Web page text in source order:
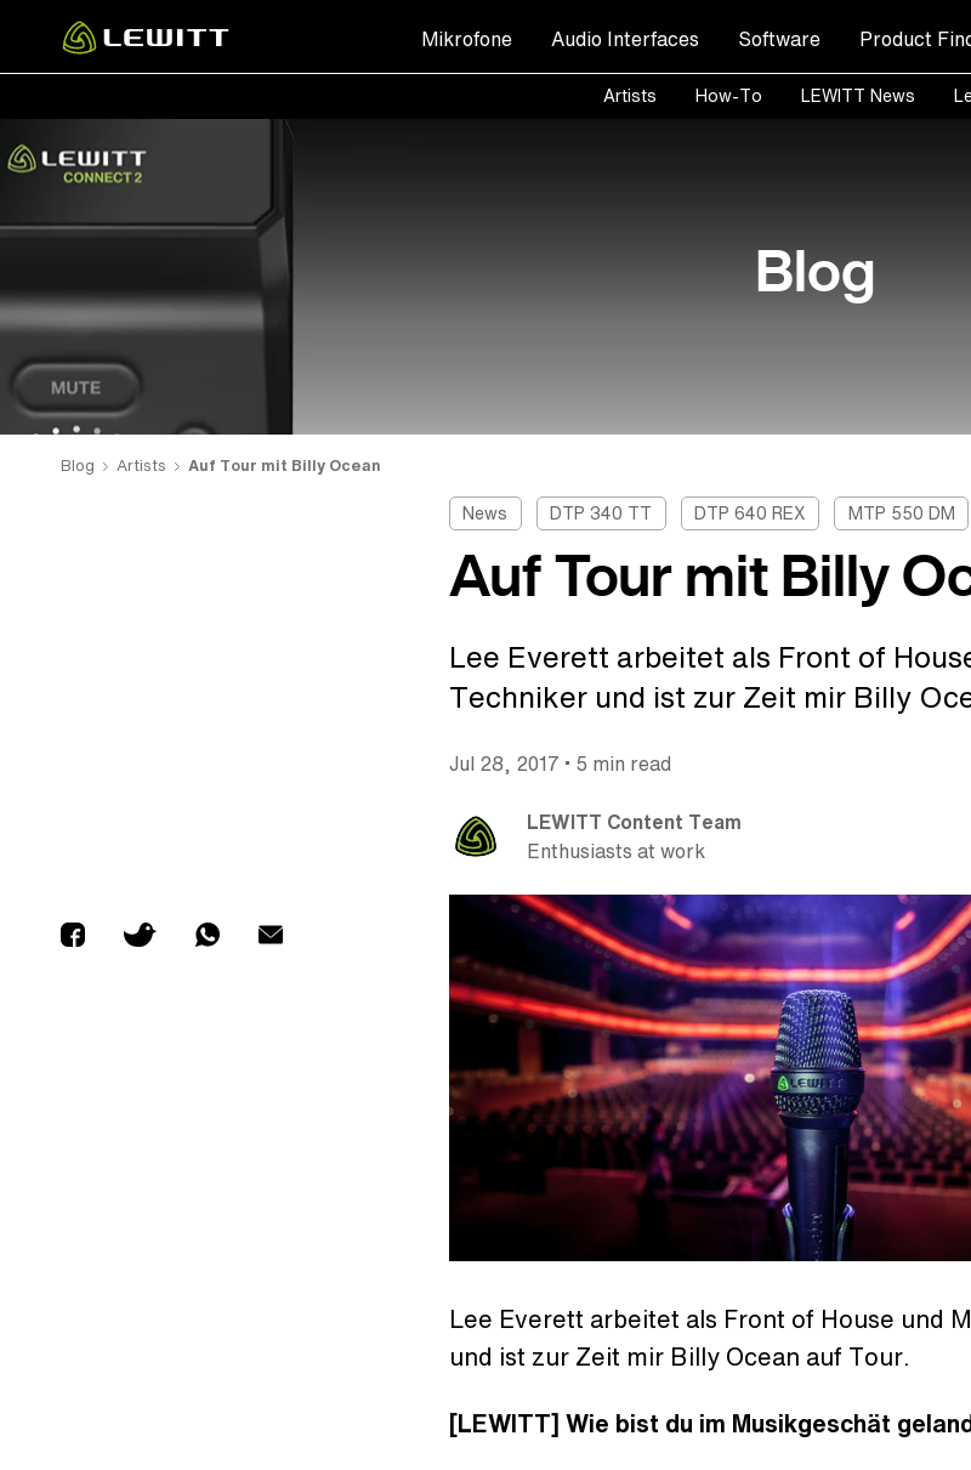
main
Mikrofone Audio Interfaces Software Product
Artists How-To LEWITT News
Blog
Blog Artists Auf Tour mit Billy Ocean
News DTP 340 TT DTP 640 REX MTP 550 DM
Auf Tour mit Billy
Lee Everett arbeitet als Front of
Techniker und ist zur Zeit mir Billy
Jul 28, 2017 • 5 min read
LEWITT Content Team
Enthusiasts at work
Lee Everett arbeitet als Front of House und
und ist zur Zeit mir Billy Ocean auf Tour.
[LEWITT] Wie bist du im Musikgeschät